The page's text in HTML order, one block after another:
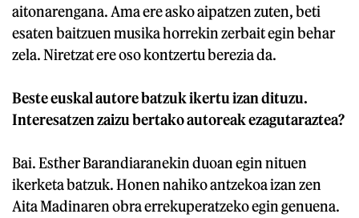
aitonarengana. Ama ere asko aipatzen zuten, beti
esaten baitzuen musika horrekin zerbait egin behar
zela. Niretzat ere oso kontzertu berezia da.
Beste euskal autore batzuk ikertu izan dituzu.
Interesatzen zaizu bertako autoreak ezagutaraztea?
Bai. Esther Barandiaranekin duoan egin nituen
ikerketa batzuk. Honen nahiko antzekoa izan zen
Aita Madinaren obra errekuperatzeko egin genuena.